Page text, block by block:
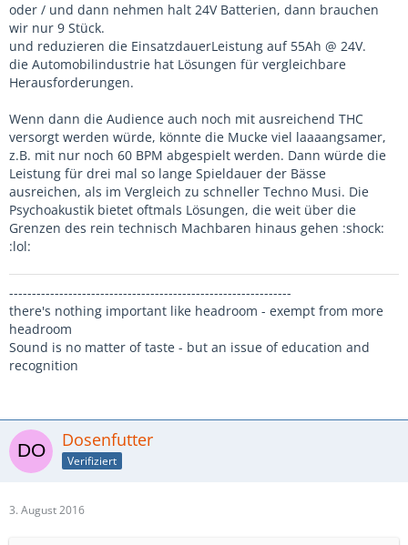
oder / und dann nehmen halt 24V Batterien, dann brauchen
wir nur 9 Stück.
und reduzieren die EinsatzdauerLeistung auf 55Ah @ 24V.
die Automobilindustrie hat Lösungen für vergleichbare
Herausforderungen.
Wenn dann die Audience auch noch mit ausreichend THC
versorgt werden würde, könnte die Mucke viel laaaangsamer,
z.B. mit nur noch 60 BPM abgespielt werden. Dann würde die
Leistung für drei mal so lange Spieldauer der Bässe
ausreichen, als im Vergleich zu schneller Techno Musi. Die
Psychoakustik bietet oftmals Lösungen, die weit über die
Grenzen des rein technisch Machbaren hinaus gehen :shock:
:lol:
--------------------------------------------------------------
there's nothing important like headroom - exempt from more
headroom
Sound is no matter of taste - but an issue of education and
recognition
Dosenfutter
Verifiziert
3. August 2016